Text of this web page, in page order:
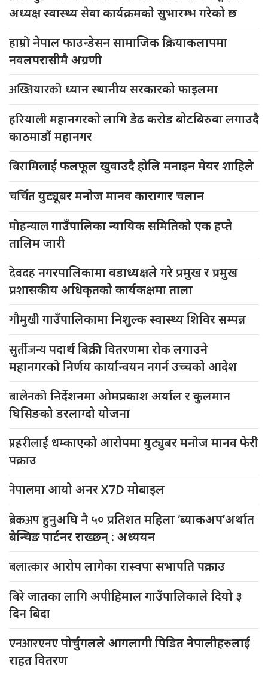
अध्यक्ष स्वास्थ्य सेवा कार्यक्रमको सुभारम्भ गरेको छ
हाम्रोनेपाल फाउन्डेसन सामाजिक क्रियाकलापमा
नवलपरासीमै अग्रणी
अख्तियारको ध्यान स्थानीय सरकारको फाइलमा
हरियालीमहानगरको लागि डेढ करोड बोटबिरुवा लगाउदै
काठमाडौं महानगर
बिरामिलाईफलफूल खुवाउदै होलि मनाइन मेयर शाहिले
चर्चितयुट्यूबर मनोज मानव कारागार चलान
मोहन्यालगाउँपालिका न्यायिक समितिको एक हप्ते
तालिम जारी
देवदहनगरपालिकामा वडाध्यक्षले गरे प्रमुख र प्रमुख
प्रशासकीय अधिकृतको कार्यकक्षमा ताला
गौमुखीगाउँपालिकामा निशुल्क स्वास्थ्य शिविर सम्पन्न
सुर्तीजन्यपदार्थ बिक्री वितरणमा रोक लगाउने
महानगरको निर्णय कार्यान्वयन नगर्न उच्चको आदेश
बालेनकोनिर्देशनमा ओमप्रकाश अर्याल र कुलमान
घिसिङको डरलाग्दो योजना
प्रहरीलाई धम्काएको आरोपमा युट्युबर मनोज मानव फेरी
पक्राउ
नेपालमाआयो अनर X7D मोबाइल
ब्रेकअपहुनुअघि नै ५० प्रतिशत महिला ‘ब्याकअप’अर्थात
बेन्चिङ पार्टनर राख्छन् : अध्ययन
बलात्कारआरोप लागेका रास्वपा सभापति पक्राउ
बिरेजातका लागि अपीहिमाल गाउँपालिकाले दियो ३
दिन बिदा
एनआरएनएपोर्चुगलले आगलागी पिडित नेपालीहरुलाई
राहत वितरण